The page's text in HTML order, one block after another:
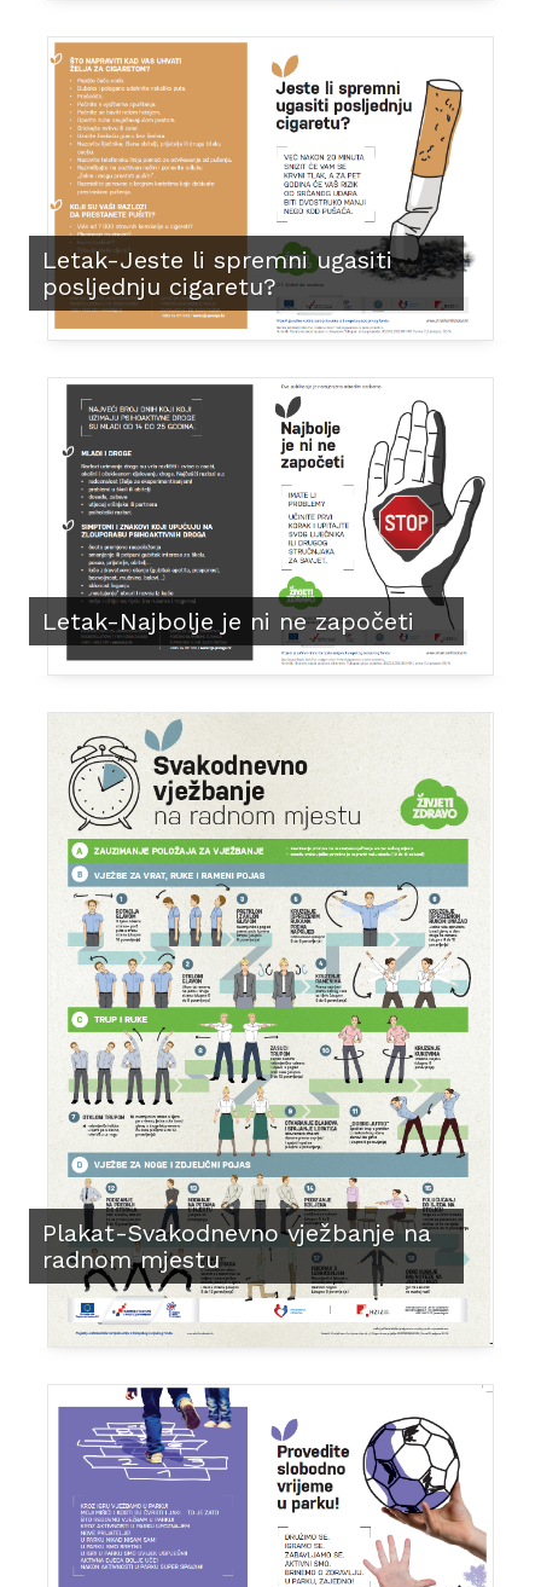
Letak-Jeste li spremni ugasiti
posljednju cigaretu?
Letak-Najbolje je ni ne započeti
Plakat-Svakodnevno vježbanje na
radnom mjestu